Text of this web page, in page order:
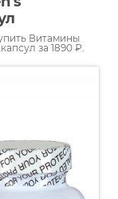
Витамины
за 1890 ₽.